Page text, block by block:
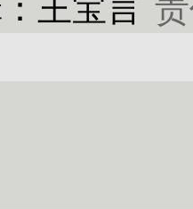
王宝言